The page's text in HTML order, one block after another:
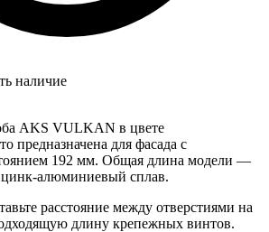
наличие
AKS VULKAN в цвете
предназначена для фасада с
192 мм. Общая длина модели —
алюминиевый сплав.
расстояние между отверстиями на
длину крепежных винтов.